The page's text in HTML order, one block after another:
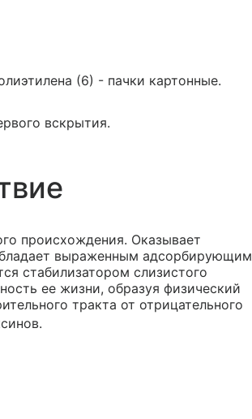
(6) - пачки картонные.
вскрытия.
происхождения. Оказывает
выраженным адсорбирующим
стабилизатором слизистого
ее жизни, образуя физический
тракта от отрицательного